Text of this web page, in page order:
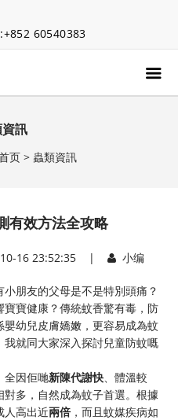
60540383
訊
页> 蟲類資訊
有效方法全攻略
16 23:52:35 | 小编
朋友的父母是不是特別頭痛？
寶健康？傳統蚊香驚有毒，防
幼兒皮膚嬌嫩，更容易成為蚊
就同大家深入探討兒童防蚊嘅
全因佢哋​​新陳代謝快​​、體溫較
多，自然成為蚊子首選。根據
人高出近​​兩倍​​，而且蚊媒疾病如